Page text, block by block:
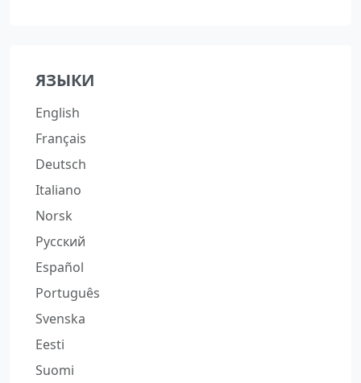
ЯЗЫКИ
English
Français
Deutsch
Italiano
Norsk
Русский
Español
Português
Svenska
Eesti
Suomi